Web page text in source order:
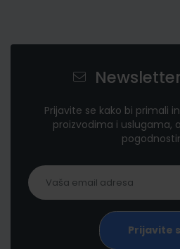
Prijavite se kako bi primali
proizvodima i uslugama,